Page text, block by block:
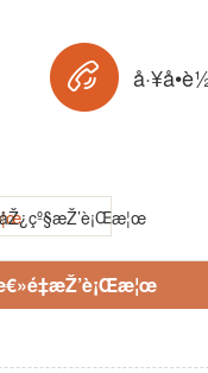
åŽ¿çº§æŽ’è¡Œæ¦œ